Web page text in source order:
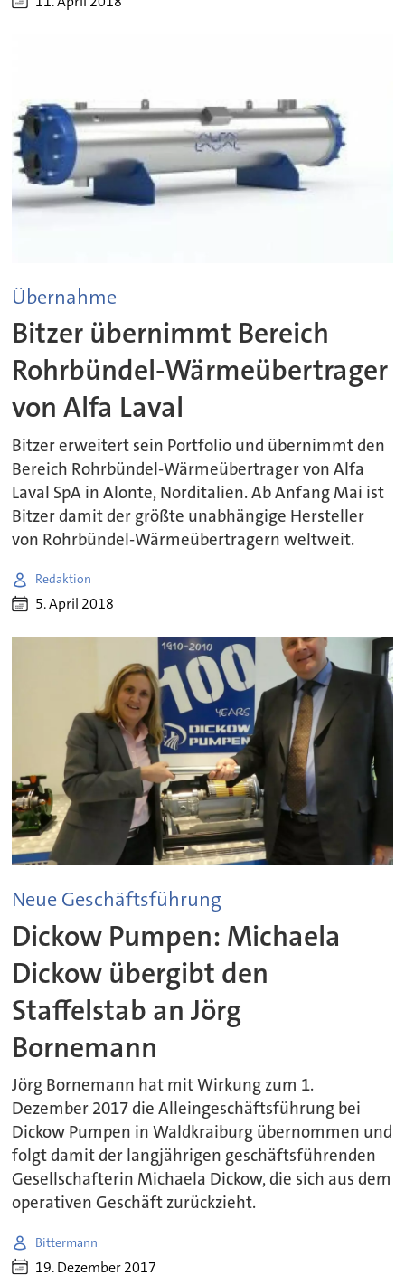
Übernahme
Bitzer übernimmt Bereich
Rohrbündel-Wärmeübertrager
von Alfa Laval
Bitzer erweitert sein Portfolio und übernimmt den
Bereich Rohrbündel-Wärmeübertrager von Alfa
Laval SpA in Alonte, Norditalien. Ab Anfang Mai ist
Bitzer damit der größte unabhängige Hersteller
von Rohrbündel-Wärmeübertragern weltweit.
Redaktion
5. April 2018
Neue Geschäftsführung
Dickow Pumpen: Michaela
Dickow übergibt den
Staffelstab an Jörg
Bornemann
Jörg Bornemann hat mit Wirkung zum 1.
Dezember 2017 die Alleingeschäftsführung bei
Dickow Pumpen in Waldkraiburg übernommen und
folgt damit der langjährigen geschäftsführenden
Gesellschafterin Michaela Dickow, die sich aus dem
operativen Geschäft zurückzieht.
Bittermann
19. Dezember 2017